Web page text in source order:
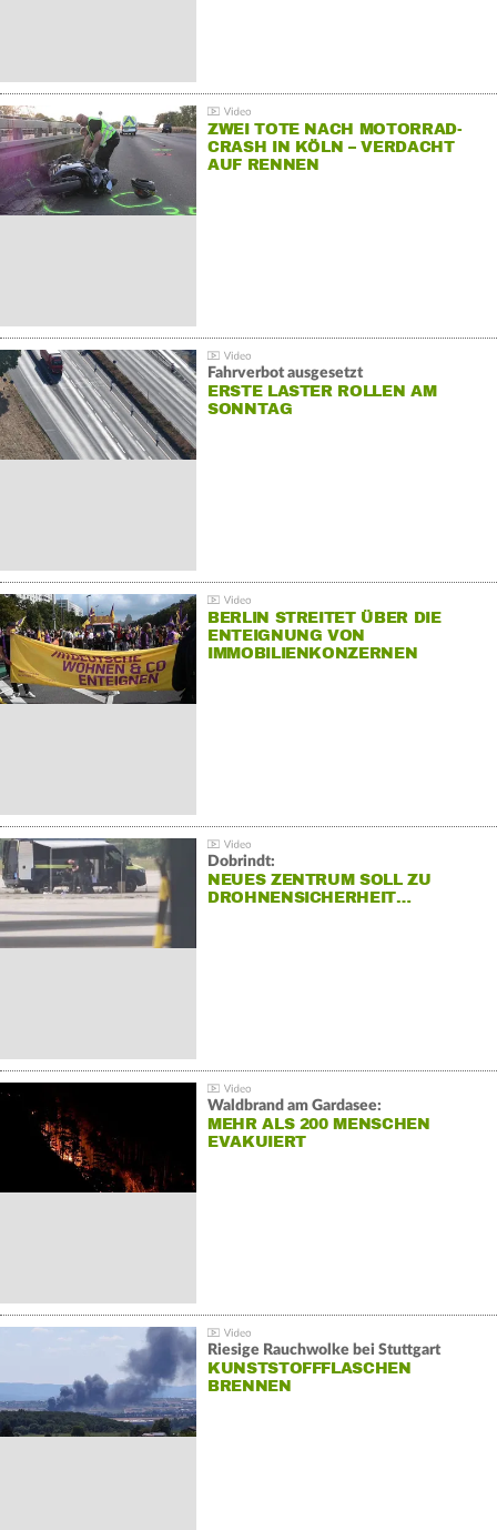
ZWEI TOTE NACH MOTORRAD-
CRASH IN KÖLN – VERDACHT
AUF RENNEN
Fahrverbot ausgesetzt
ERSTE LASTER ROLLEN AM
SONNTAG
BERLIN STREITET ÜBER DIE
ENTEIGNUNG VON
IMMOBILIENKONZERNEN
Dobrindt:
NEUES ZENTRUM SOLL ZU
DROHNENSICHERHEIT…
Waldbrand am Gardasee:
MEHR ALS 200 MENSCHEN
EVAKUIERT
Riesige Rauchwolke bei Stuttgart
KUNSTSTOFFFLASCHEN
BRENNEN